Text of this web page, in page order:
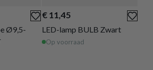
Ø9,5-
€ 11,45
LED-lamp BULB Zwart
Op voorraad